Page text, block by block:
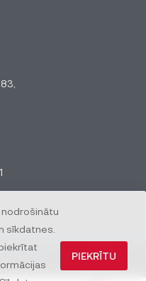
sīkdatnes.
PIEKRĪTU